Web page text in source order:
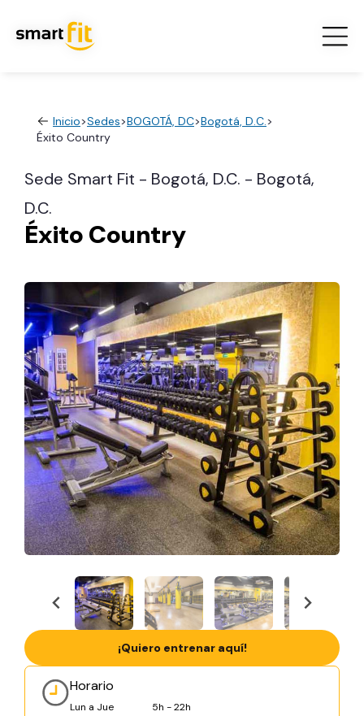
Inicio>Sedes>BOGOTÁ, DC>Bogotá, D.C.>
Éxito Country
Sede Smart Fit - Bogotá, D.C. - Bogotá,
D.C.
Éxito Country
Horario
Lun a Jue
5h - 22h
¡Quiero entrenar aquí!